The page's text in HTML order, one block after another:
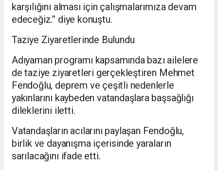
karşılığını alması için çalışmalarımıza devam
edeceğiz.” diye konuştu.
Taziye Ziyaretlerinde Bulundu
Adıyaman programı kapsamında bazı ailelere
de taziye ziyaretleri gerçekleştiren Mehmet
Fendoğlu, deprem ve çeşitli nedenlerle
yakınlarını kaybeden vatandaşlara başsağlığı
dileklerini iletti.
Vatandaşların acılarını paylaşan Fendoğlu,
birlik ve dayanışma içerisinde yaraların
sarılacağını ifade etti.